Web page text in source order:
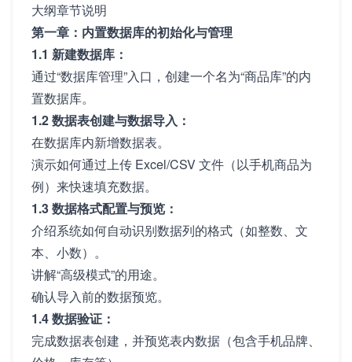
大纲章节说明
第一章：内置数据库的初始化与管理
1.1 新建数据库：
通过“数据库管理”入口，创建一个名为“商品库”的内
置数据库。
1.2 数据表创建与数据导入：
在数据库内新增数据表。
演示如何通过上传 Excel/CSV 文件（以手机商品为
例）来快速填充数据。
1.3 数据格式配置与预览：
介绍系统如何自动识别数据列的格式（如整数、文
本、小数）。
讲解“高级模式”的用途。
确认导入前的数据预览。
1.4 数据验证：
完成数据表创建，并预览表内数据（包含手机品牌、